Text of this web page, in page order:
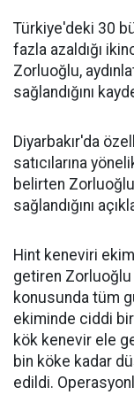
Türkiye'deki 30
fazla azaldığı
Zorluoğlu,
sağlandığını
Diyarbakır'da
satıcılarına
belirten
sağlandığını
Hint keneviri
getiren
konusunda tüm
ekiminde ciddi
kök kenevir ele
bin köke kadar
edildi.